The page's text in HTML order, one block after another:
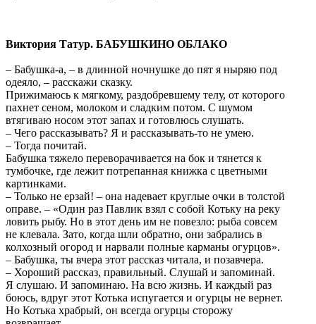
Виктория Татур. БАБУШКИНО ОБЛАКО
– Бабушка-а, – в длинной ночнушке до пят я ныряю под
одеяло, – расскажи сказку.
Прижимаюсь к мягкому, раздобревшему телу, от которого
пахнет сеном, молоком и сладким потом. С шумом
втягиваю носом этот запах и готовлюсь слушать.
– Чего рассказывать? Я и рассказывать-то не умею.
– Тогда почитай.
Бабушка тяжело переворачивается на бок и тянется к
тумбочке, где лежит потрепанная книжка с цветными
картинками.
– Только не ерзай! – она надевает круглые очки в толстой
оправе. – «Один раз Павлик взял с собой Котьку на реку
ловить рыбу. Но в этот день им не повезло: рыба совсем
не клевала. Зато, когда шли обратно, они забрались в
колхозный огород и нарвали полные карманы огурцов».
– Бабушка, ты вчера этот рассказ читала, и позавчера.
– Хороший рассказ, правильный. Слушай и запоминай.
Я слушаю. И запоминаю. На всю жизнь. И каждый раз
боюсь, вдруг этот Котька испугается и огурцы не вернет.
Но Котька храбрый, он всегда огурцы сторожу